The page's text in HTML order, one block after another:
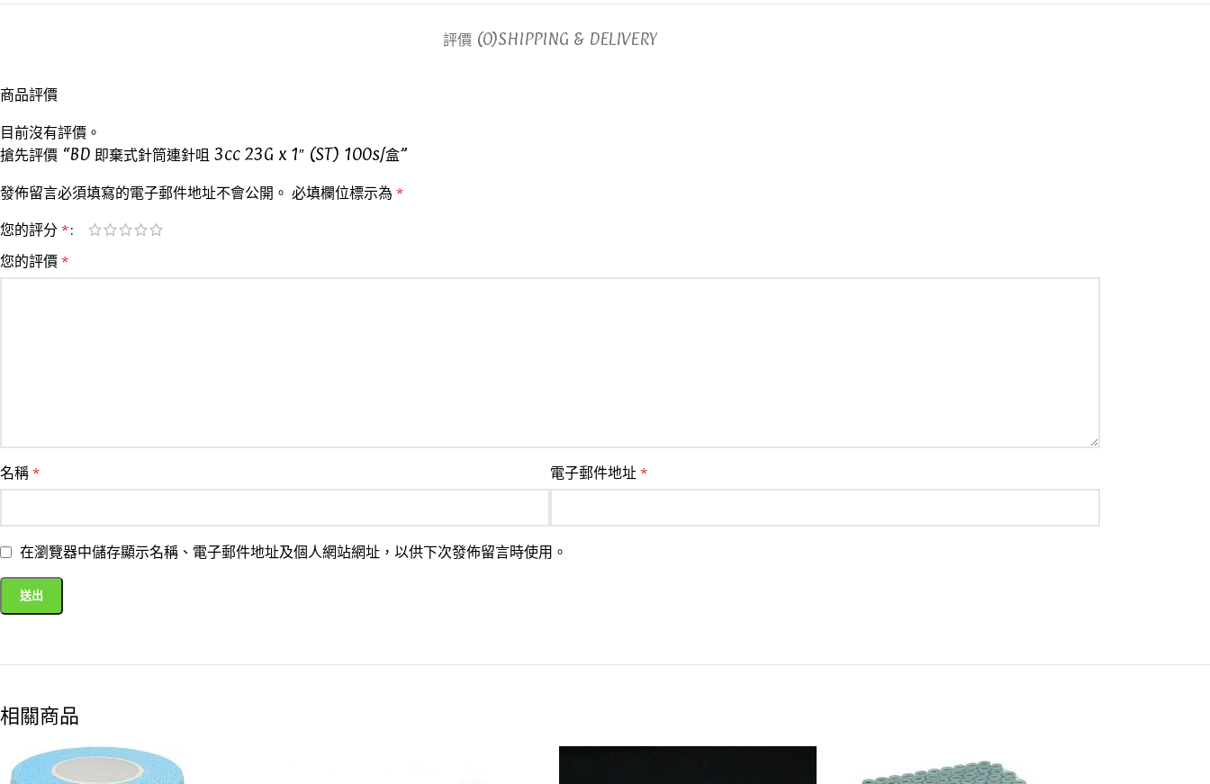
評價 (0)SHIPPING & DELIVERY
商品評價
目前沒有評價。
搶先評價 “BD 即棄式針筒連針咀 3cc 23G x 1″ (ST) 100s/盒”
發佈留言必須填寫的電子郵件地址不會公開。 必填欄位標示為 *
您的評分 *
您的評價 *
名稱 * 電子郵件地址 *
在瀏覽器中儲存顯示名稱、電子郵件地址及個人網站網址，以供下次發佈留言時使用。
相關商品